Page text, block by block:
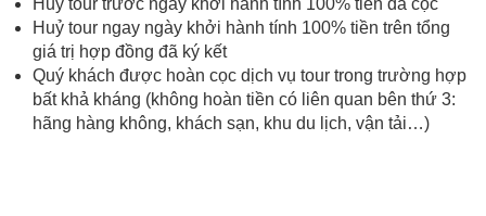
Huỷ tour ngay ngày khởi hành tính 100% tiền trên tổng
giá trị hợp đồng đã ký kết
Quý khách được hoàn cọc dịch vụ tour trong trường hợp
bất khả kháng (không hoàn tiền có liên quan bên thứ 3:
hãng hàng không, khách sạn, khu du lịch, vận tải…)